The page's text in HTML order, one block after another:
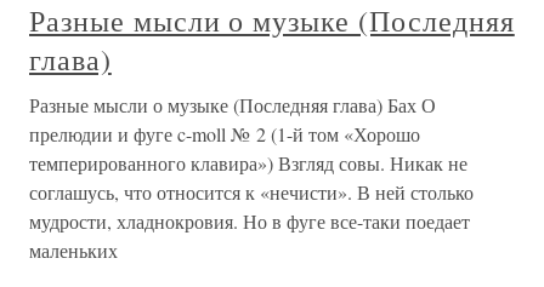
Разные мысли о музыке (Последняя
глава)
Разные мысли о музыке (Последняя глава) Бах О
прелюдии и фуге c-moll № 2 (1-й том «Хорошо
темперированного клавира») Взгляд совы. Никак не
соглашусь, что относится к «нечисти». В ней столько
мудрости, хладнокровия. Но в фуге все-таки поедает
маленьких